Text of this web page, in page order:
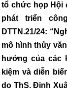
tổ chức họp Hội
phát triển
DTTN.21/24:
mô hình thủy
hưởng của các
kiệm và diễn
do ThS. Đinh